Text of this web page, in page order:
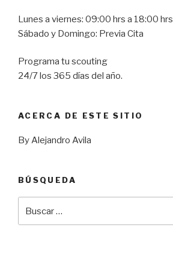
Lunes a viernes: 09:00 hrs a 18:00 hrs
Sábado y Domingo: Previa Cita
Programa tu scouting
24/7 los 365 días del año.
ACERCA DE ESTE SITIO
By Alejandro Avila
BÚSQUEDA